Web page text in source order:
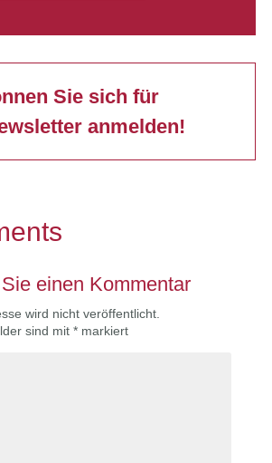
Sie sich für
anmelden!
einen Kommentar
wird nicht veröffentlicht.
sind mit *markiert